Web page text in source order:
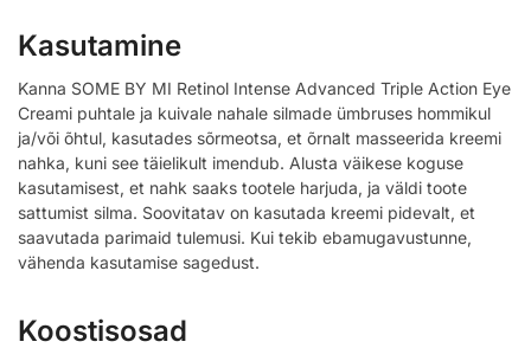
Kasutamine
Kanna SOME BY MI Retinol Intense Advanced Triple Action Eye
Creami puhtale ja kuivale nahale silmade ümbruses hommikul
ja/või õhtul, kasutades sõrmeotsa, et õrnalt masseerida kreemi
nahka, kuni see täielikult imendub. Alusta väikese koguse
kasutamisest, et nahk saaks tootele harjuda, ja väldi toote
sattumist silma. Soovitatav on kasutada kreemi pidevalt, et
saavutada parimaid tulemusi. Kui tekib ebamugavustunne,
vähenda kasutamise sagedust.
Koostisosad